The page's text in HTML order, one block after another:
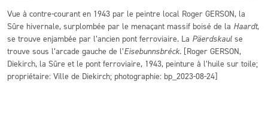
Vue à contre-courant en 1943 par le peintre local Roger GERSON, la
Sûre hivernale, surplombée par le menaçant massif boisé de la Haardt,
se trouve enjambée par l’ancien pont ferroviaire. La Päerdskaul se
trouve sous l’arcade gauche de l’Eisebunnsbréck. [Roger GERSON,
Diekirch, la Sûre et le pont ferroviaire, 1943, peinture à l’huile sur toile;
propriétaire: Ville de Diekirch; photographie: bp_2023-08-24]